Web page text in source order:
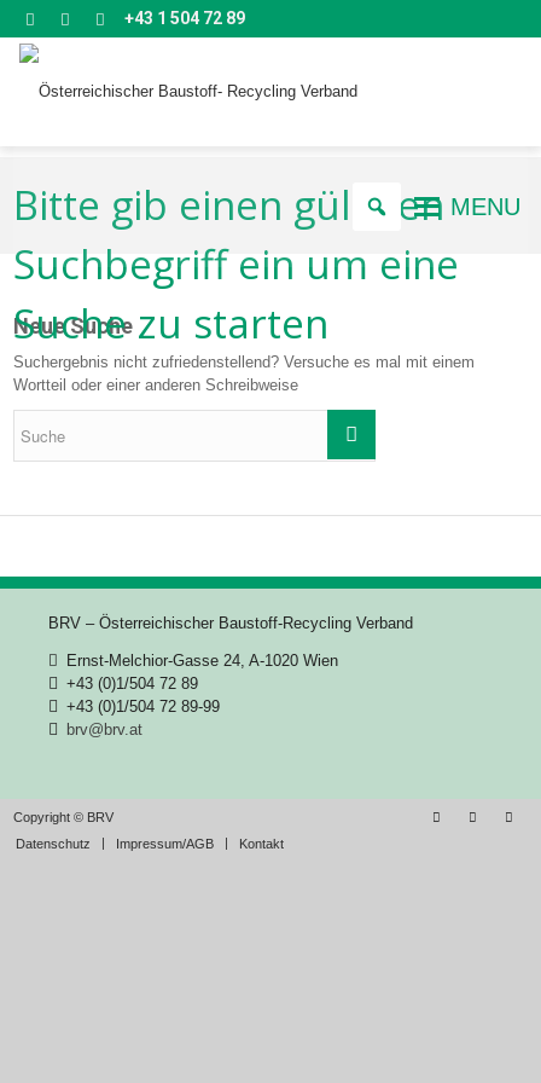
+43 1 504 72 89
MENU
Bitte gib einen gültigen
Suchbegriff ein um eine
Suche zu starten
Neue Suche
Suchergebnis nicht zufriedenstellend? Versuche es mal mit einem
Wortteil oder einer anderen Schreibweise
BRV – Österreichischer Baustoff-Recycling Verband
Ernst-Melchior-Gasse 24, A-1020 Wien
+43 (0)1/504 72 89
+43 (0)1/504 72 89-99
brv@brv.at
Copyright © BRV
Datenschutz
Impressum/AGB Kontakt